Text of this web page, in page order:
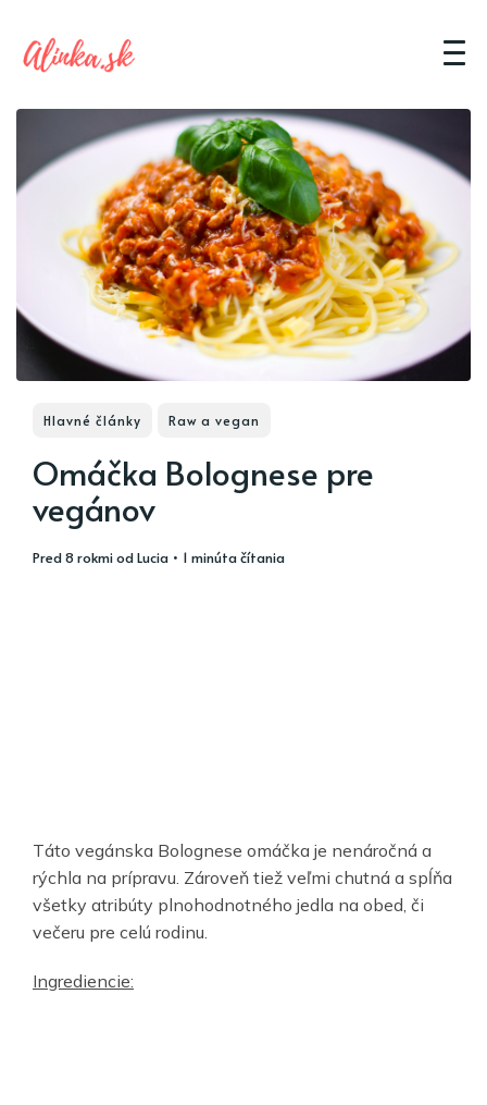
Hlavné články Raw a vegan
Omáčka Bolognese pre
vegánov
pred 8 rokmiodLucia • 1 minúta čítania
Táto vegánska Bolognese omáčka je nenáročná a
rýchla na prípravu. Zároveň tiež veľmi chutná a spĺňa
všetky atribúty plnohodnotného jedla na obed, či
večeru pre celú rodinu.
Ingrediencie: